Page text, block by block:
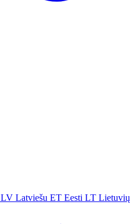
LV Latviešu ET Eesti LT Lietuvių